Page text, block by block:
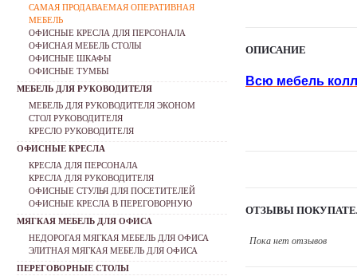
ОПИСАНИЕ
Всю мебель
ОТЗЫВЫ
Пока нет отзывов
САМАЯ ПРОДАВАЕМАЯ ОПЕРАТИВНАЯ
МЕБЕЛЬ
ОФИСНЫЕ КРЕСЛА ДЛЯ ПЕРСОНАЛА
ОФИСНАЯ МЕБЕЛЬ СТОЛЫ
ОФИСНЫЕ ШКАФЫ
ОФИСНЫЕ ТУМБЫ
МЕБЕЛЬ ДЛЯ РУКОВОДИТЕЛЯ
МЕБЕЛЬ ДЛЯ РУКОВОДИТЕЛЯ ЭКОНОМ
СТОЛ РУКОВОДИТЕЛЯ
КРЕСЛО РУКОВОДИТЕЛЯ
ОФИСНЫЕ КРЕСЛА
КРЕСЛА ДЛЯ ПЕРСОНАЛА
КРЕСЛА ДЛЯ РУКОВОДИТЕЛЯ
ОФИСНЫЕ СТУЛЬЯ ДЛЯ ПОСЕТИТЕЛЕЙ
ОФИСНЫЕ КРЕСЛА В ПЕРЕГОВОРНУЮ
МЯГКАЯ МЕБЕЛЬ ДЛЯ ОФИСА
НЕДОРОГАЯ МЯГКАЯ МЕБЕЛЬ ДЛЯ ОФИСА
ЭЛИТНАЯ МЯГКАЯ МЕБЕЛЬ ДЛЯ ОФИСА
ПЕРЕГОВОРНЫЕ СТОЛЫ